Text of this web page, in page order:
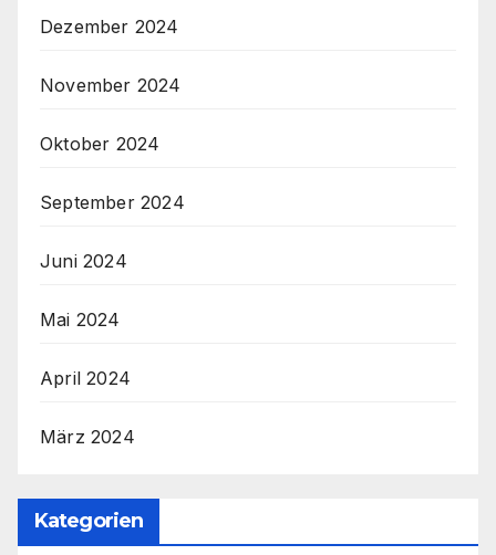
Dezember 2024
November 2024
Oktober 2024
September 2024
Juni 2024
Mai 2024
April 2024
März 2024
Kategorien